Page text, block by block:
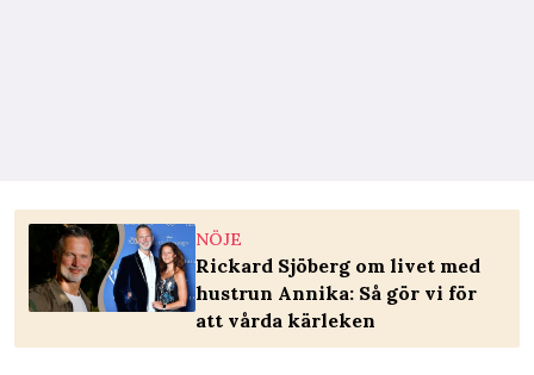
NÖJE
Rickard Sjöberg om livet med
hustrun Annika: Så gör vi för
att vårda kärleken